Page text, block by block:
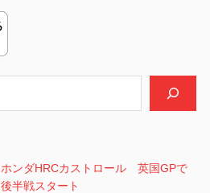
ホンダHRCカストロール 英国GPで
後半戦スタート